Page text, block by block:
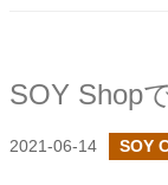
2021-06-14 SOY